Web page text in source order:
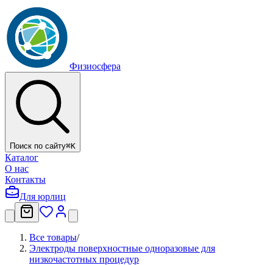
Физиосфера
Поиск по сайту⌘K
Каталог
О нас
Контакты
Для юрлиц
Все товары/
Электроды поверхностные одноразовые для
низкочастотных процедур